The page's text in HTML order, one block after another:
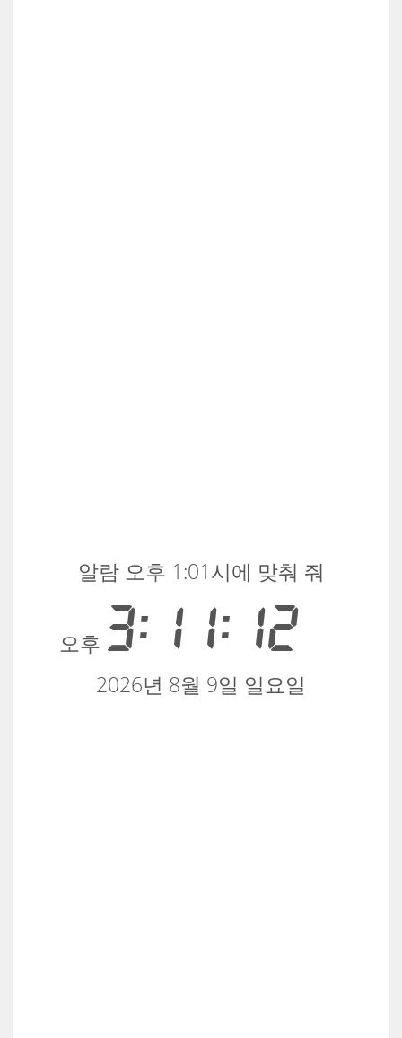
오후 3:11:12
알람 오후 1:01시에 맞춰 줘
2026년 8월 9일 일요일